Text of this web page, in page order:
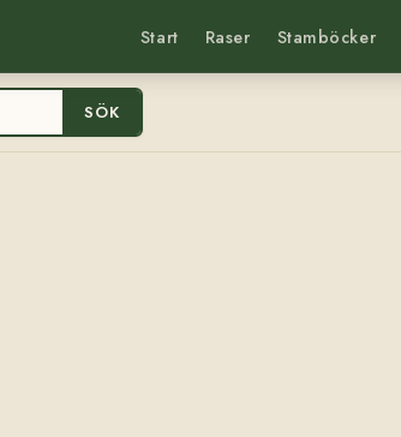
Start Raser Stamböcker
SÖK